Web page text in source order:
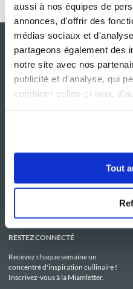
aussi à nos équipes de
annonces, d'offrir des
médias sociaux et
partageons également des
notre site avec nos
publicité et d'analyse, qui
combiner celles-ci avec
Tout
Le Mag'
Boutique
RESTEZ CONNECTÉ
Recevez chaque semaine un
concentré d'inspiration cuilinaire !
Inscrivez-vous à la Miamletter.